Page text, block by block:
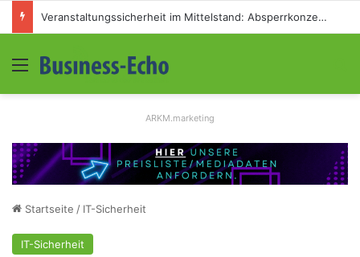
Veranstaltungssicherheit im Mittelstand: Absperrkonzepte für temporäre Außengelände
Menü
ARKM.marketing
Startseite / IT-Sicherheit
IT-Sicherheit